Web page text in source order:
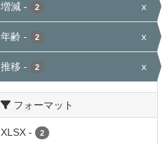
増減 - 2 x
年齢 - 2 x
推移 - 2 x
フォーマット
XLSX - 2